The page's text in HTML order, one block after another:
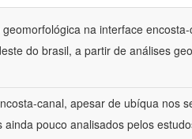
na interface
do brasil, a partir de análises
canal, apesar de ubíqua nos
pouco analisados pelos